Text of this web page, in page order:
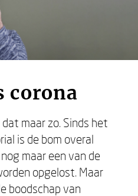
corona
maar zo. Sinds het
is de bom overal
maar een van de
opgelost. Maar
boodschap van